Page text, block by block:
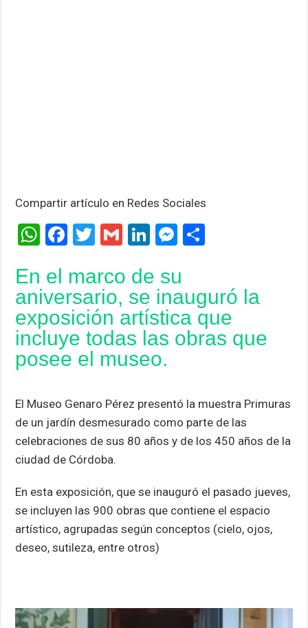
Compartir artículo en Redes Sociales
W
at
s
A
p
p
F
ce
b
o
o
k
T
tt
er
G
ail
Li
ke
dI
n
M
se
n
g
er
p
ar
tir
En el marco de su
aniversario, se inauguró la
exposición artística que
incluye todas las obras que
posee el museo.
El Museo Genaro Pérez presentó la muestra Primuras
de un jardín desmesurado como parte de las
celebraciones de sus 80 años y de los 450 años de la
ciudad de Córdoba.
En esta exposición, que se inauguró el pasado jueves,
se incluyen las 900 obras que contiene el espacio
artístico, agrupadas según conceptos (cielo, ojos,
deseo, sutileza, entre otros)